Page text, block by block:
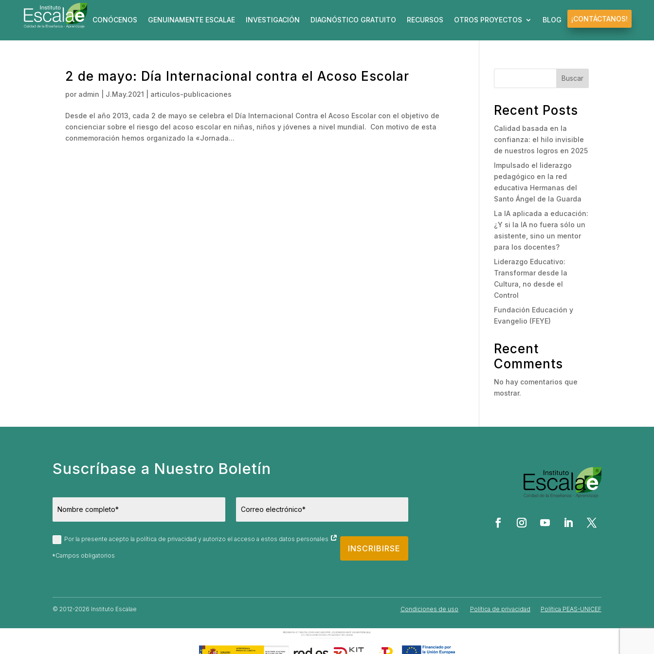
CONÓCENOS GENUINAMENTE ESCALAE INVESTIGACIÓN DIAGNÓSTICO GRATUITO RECURSOS OTROS PROYECTOS BLOG ¡CONTÁCTANOS!
2 de mayo: Día Internacional contra el Acoso Escolar
por admin J.May.2021 articulos-publicaciones
Desde el año 2013, cada 2 de mayo se celebra el Día Internacional Contra el Acoso Escolar con el objetivo de
concienciar sobre el riesgo del acoso escolar en niñas, niños y jóvenes a nivel mundial. ⁣⁣ Con motivo de esta
conmemoración hemos organizado la «Jornada...
Buscar
Recent Posts
Calidad basada en la
confianza: el hilo invisible
de nuestros logros en 2025
Impulsado el liderazgo
pedagógico en la red
educativa Hermanas del
Santo Ángel de la Guarda
La IA aplicada a educación:
¿Y si la IA no fuera sólo un
asistente, sino un mentor
para los docentes?
Liderazgo Educativo:
Transformar desde la
Cultura, no desde el
Control
Fundación Educación y
Evangelio (FEYE)
Recent
Comments
No hay comentarios que
mostrar.
Suscríbase a Nuestro Boletín
Por la presente acepto la política de privacidad y autorizo el acceso a estos datos personales
INSCRIBIRSE
© 2012-2026 Instituto Escalae Condiciones de uso Política de privacidad Política PEAS-UNICEF